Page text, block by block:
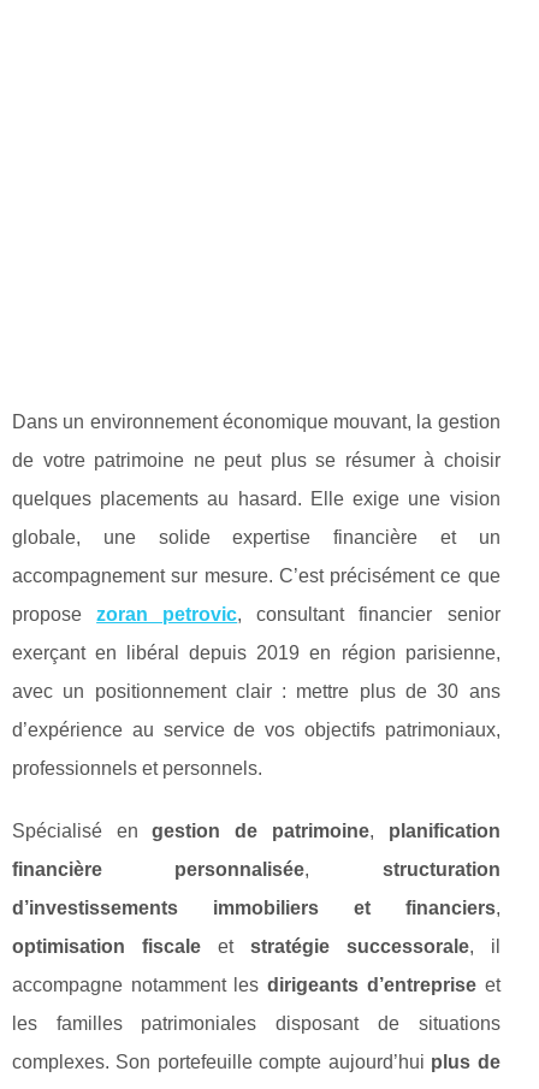
Dans un environnement économique mouvant, la gestion
de votre patrimoine ne peut plus se résumer à choisir
quelques placements au hasard. Elle exige une vision
globale, une solide expertise financière et un
accompagnement sur mesure. C’est précisément ce que
proposezoran petrovic, consultant financier senior
exerçant en libéral depuis 2019 en région parisienne,
avec un positionnement clair : mettre plus de 30 ans
d’expérience au service de vos objectifs patrimoniaux,
professionnels et personnels.
Spécialisé engestion de patrimoine, planification
financière personnalisée, structuration
d’investissements immobiliers et financiers,
optimisation fiscaleet stratégie successorale, il
accompagne notamment lesdirigeants d’entrepriseet
les familles patrimoniales disposant de situations
complexes. Son portefeuille compte aujourd’hui plus de